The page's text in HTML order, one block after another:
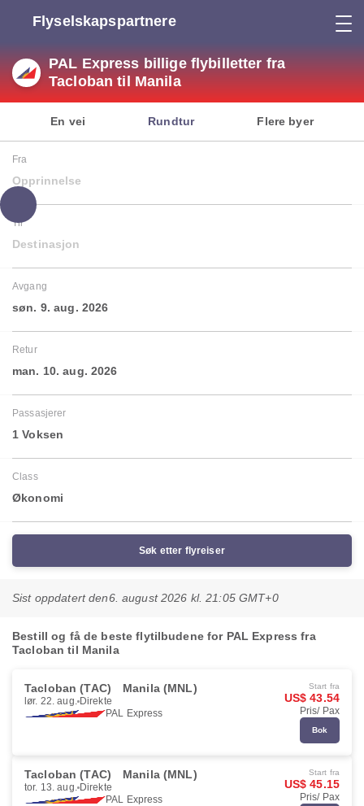
Flyselskapspartnere
PAL Express billige flybilletter fra
Tacloban til Manila
En vei Rundtur Flere byer
Fra
Opprinnelse
Til
Destinasjon
Avgang
søn. 9. aug. 2026
Retur
man. 10. aug. 2026
Passasjerer
1 Voksen
Class
Økonomi
Søk etter flyreiser
Sist oppdatert den6. august 2026 kl. 21:05 GMT+0
Bestill og få de beste flytilbudene for PAL Express fra
Tacloban til Manila
Tacloban (TAC) Manila (MNL)
lør. 22. aug. Direkte
PAL Express
Start fra
US$ 43.54
Pris/ Pax
Bok
Tacloban (TAC) Manila (MNL)
tor. 13. aug. Direkte
PAL Express
Start fra
US$ 45.15
Pris/ Pax